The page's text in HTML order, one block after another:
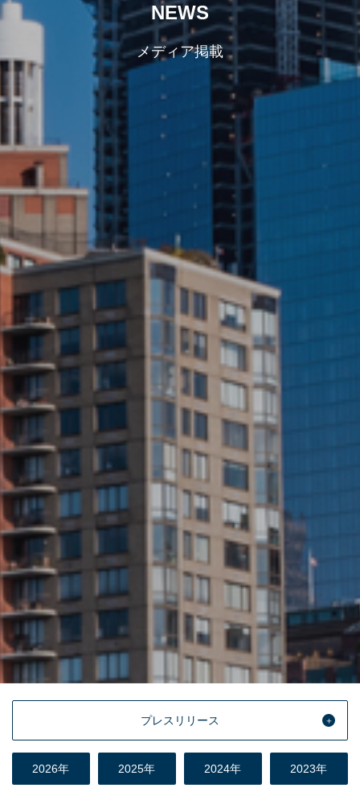
NEWS
メディア掲載
プレスリリース
2026年 2025年 2024年 2023年